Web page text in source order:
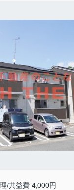
/共益費 4,000円